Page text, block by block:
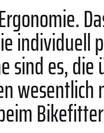
individuell
sind es,
wesentlich